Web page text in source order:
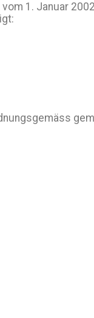
1. Januar